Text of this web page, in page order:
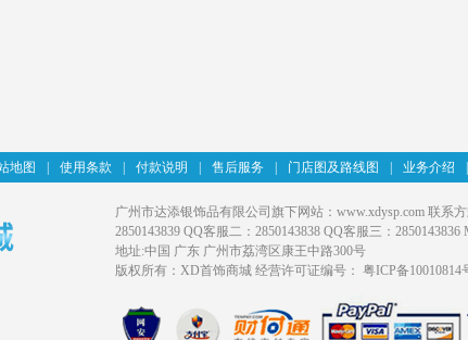
地图 使用条款 付款说明 售后服务 门店图及路线图 业务介绍
广州市达添银饰品有限公司旗下网站：www.xdysp.com 联系方
2850143839 QQ客服二：2850143838 QQ客服三：2850143836
地址:中国 广东 广州市荔湾区康王中路300号
版权所有：XD首饰商城 经营许可证编号： 粤ICP备10010814